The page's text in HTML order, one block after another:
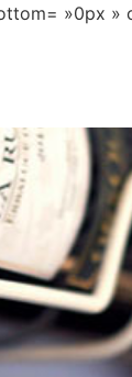
»0px »